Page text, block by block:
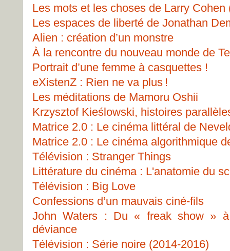
Les mots et les choses de Larry Cohen
Les espaces de liberté de Jonathan
Alien : création d’un monstre
À la rencontre du nouveau monde de
Portrait d’une femme à casquettes !
eXistenZ : Rien ne va plus !
Les méditations de Mamoru Oshii
Krzysztof Kieślowski, histoires
Matrice 2.0 : Le cinéma littéral de
Matrice 2.0 : Le cinéma algorithmique
Télévision : Stranger Things
Littérature du cinéma : L'anatomie du
Télévision : Big Love
Confessions d’un mauvais ciné-fils
John Waters : Du « freak show » à
déviance
Télévision : Série noire (2014-2016)